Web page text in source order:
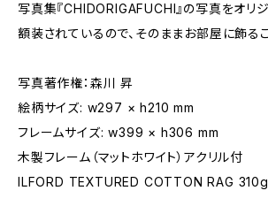
写真集『CHIDORIGAFUCHI』の写真をオリジ
額装されているので、そのままお部屋に飾る
写真著作権：森川 昇
絵柄サイズ: w297 × h210 mm
フレームサイズ: w399 × h306 mm
木製フレーム（マットホワイト）アクリル付
ILFORD TEXTURED COTTON RAG